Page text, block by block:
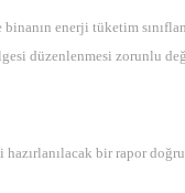
enerji tüketim
düzenlenmesi zorunlu
bir rapor